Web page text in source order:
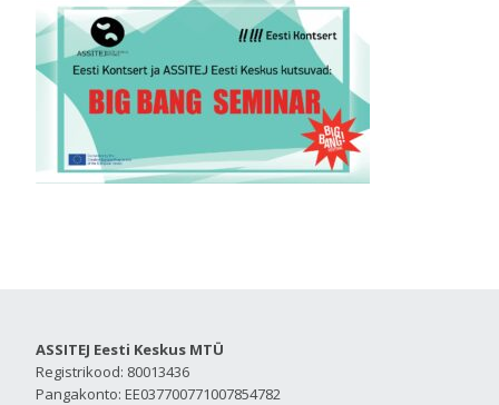
ASSITEJ Eesti Keskus MTÜ
Registrikood: 80013436
Pangakonto: EE037700771007854782